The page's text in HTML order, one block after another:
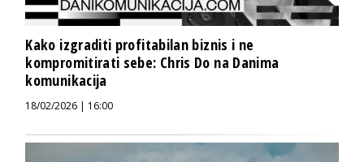
Kako izgraditi profitabilan biznis i ne
kompromitirati sebe: Chris Do na Danima
komunikacija
18/02/2026 | 16:00